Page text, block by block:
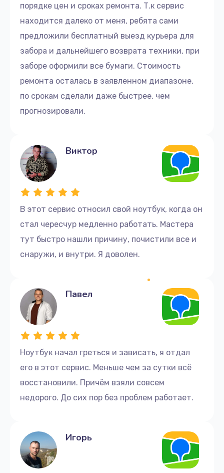
порядке цен и сроках ремонта. Т.к сервис
находится далеко от меня, ребята сами
предложили бесплатный выезд курьера для
забора и дальнейшего возврата техники, при
заборе оформили все бумаги. Стоимость
ремонта осталась в заявленном диапазоне,
по срокам сделали даже быстрее, чем
прогнозировали.
В этот сервис относил свой ноутбук, когда он
стал чересчур медленно работать. Мастера
тут быстро нашли причину, почистили все и
снаружи, и внутри. Я доволен.
Виктор
Ноутбук начал греться и зависать, я отдал
его в этот сервис. Меньше чем за сутки всё
восстановили. Причём взяли совсем
недорого. До сих пор без проблем работает.
Павел
Игорь